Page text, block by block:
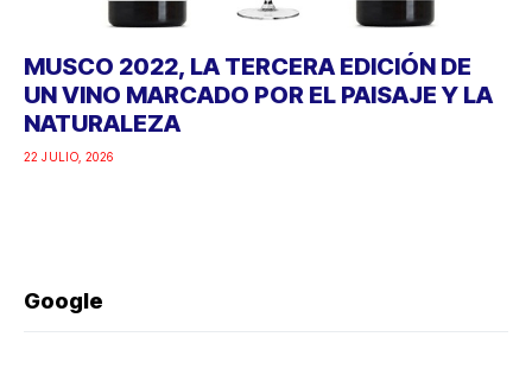
MUSCO 2022, LA TERCERA EDICIÓN DE
UN VINO MARCADO POR EL PAISAJE Y LA
NATURALEZA
22 JULIO, 2026
Google